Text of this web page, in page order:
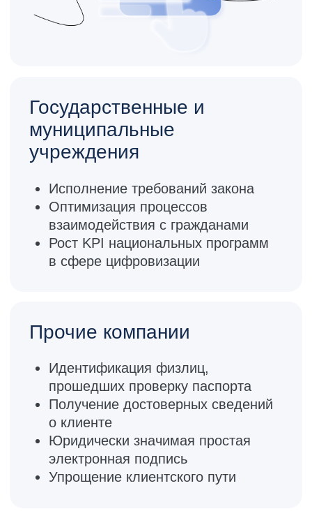
Государственные и
муниципальные учреждения
Профучастники рынка ценных бумаг
Операторы финансовых платформ
(маркетплейсы)
Операторы инвестиционных платформ
(краудлендинг)
Телемедицинские компании
Вызовы при интеграции с
ЕСИА